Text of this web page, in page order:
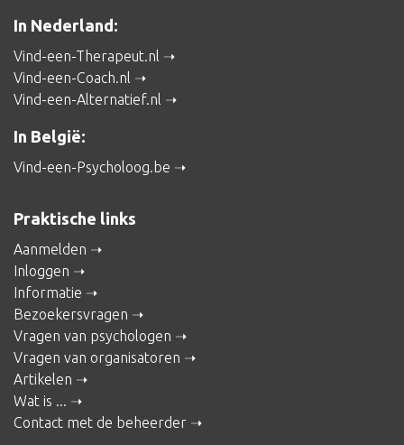
In Nederland:
Vind-een-Therapeut.nl
Vind-een-Coach.nl
Vind-een-Alternatief.nl
In België:
Vind-een-Psycholoog.be
Praktische links
Aanmelden
Inloggen
Informatie
Bezoekersvragen
Vragen van psychologen
Vragen van organisatoren
Artikelen
Wat is ...
Contact met de beheerder